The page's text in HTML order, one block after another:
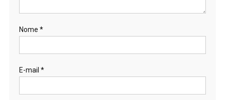
Nome *
E-mail *